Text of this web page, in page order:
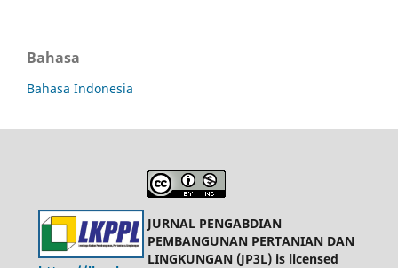
Bahasa
Bahasa Indonesia
JURNAL PENGABDIAN
PEMBANGUNAN PERTANIAN DAN
LINGKUNGAN (JP3L) is licensed